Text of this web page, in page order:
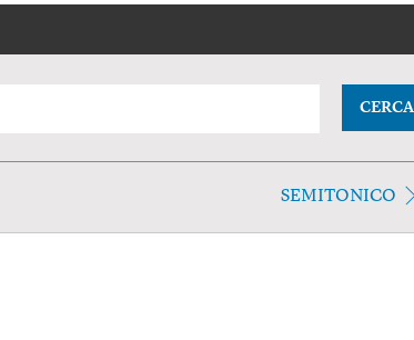
CERCA
SEMITONICO